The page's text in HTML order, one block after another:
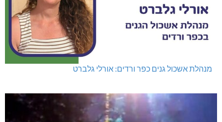
מנהלת אשכול גנים כפר ורדים: אורלי גלברט